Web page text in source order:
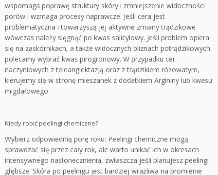
wspomaga poprawę struktury skóry i zmniejszenie widoczności
porów i wzmaga procesy naprawcze. Jeśli cera jest
problematyczna i towarzyszą jej aktywne zmiany trądzikowe
wówczas należy sięgnąć po kwas salicylowy. Jeśli problem opiera
się na zaskórnikach, a także widocznych bliznach potrądzikowych
polecamy wybrać kwas pirogronowy. W przypadku cer
naczyniowych z teleangiektazją oraz z trądzikiem różowatym,
kierujemy się w stronę mieszanek z dodatkiem Argininy lub kwasu
migdałowego.
Kiedy robić peelingi chemiczne?
Wybierz odpowiednią porę roku: Peelingi chemiczne mogą
sprawdzać się przez cały rok, ale warto unikać ich w okresach
intensywnego nasłonecznienia, zwłaszcza jeśli planujesz peelingi
głębsze. Skóra po peelingu jest bardziej wrażliwa na promienie